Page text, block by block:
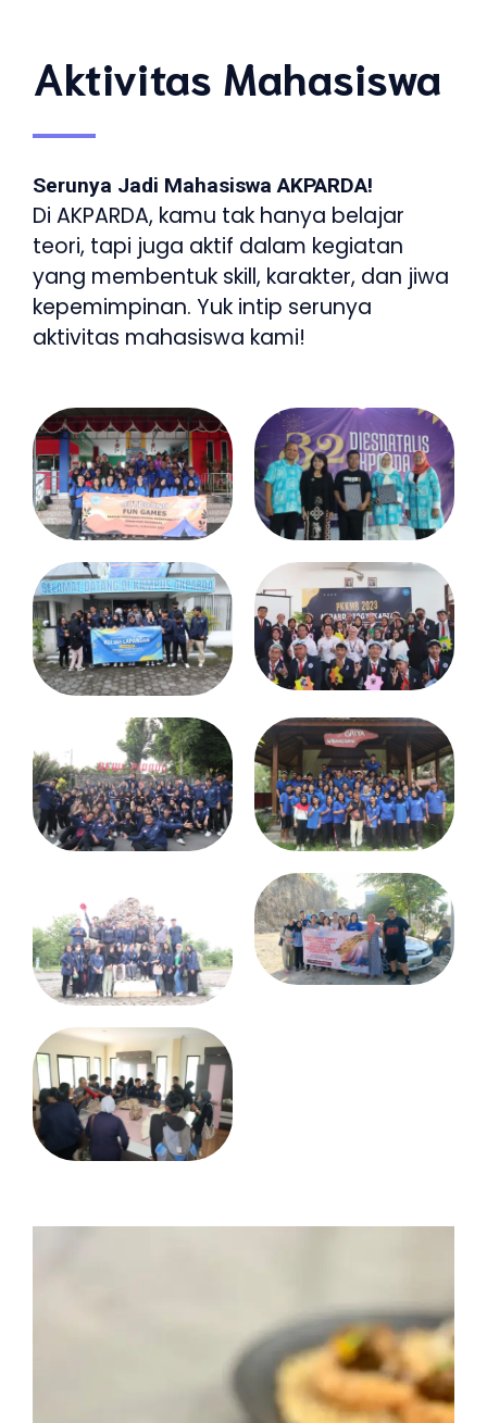
Aktivitas Mahasiswa
Serunya Jadi Mahasiswa AKPARDA!
Di AKPARDA, kamu tak hanya belajar
teori, tapi juga aktif dalam kegiatan
yang membentuk skill, karakter, dan jiwa
kepemimpinan. Yuk intip serunya
aktivitas mahasiswa kami!